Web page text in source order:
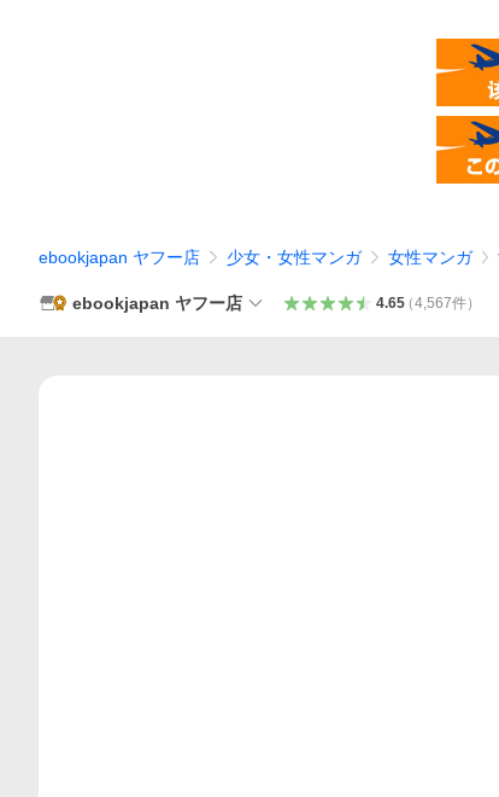
ebookjapan ヤフー店 少女・女性マンガ 女性マンガ
ebookjapan ヤフー店 4.65（4,567件）